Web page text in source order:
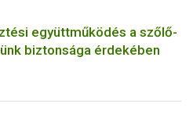
együttműködés a szőlő-
biztonsága érdekében